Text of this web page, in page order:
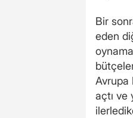
Bir
eden
Avrupa
açtı ve